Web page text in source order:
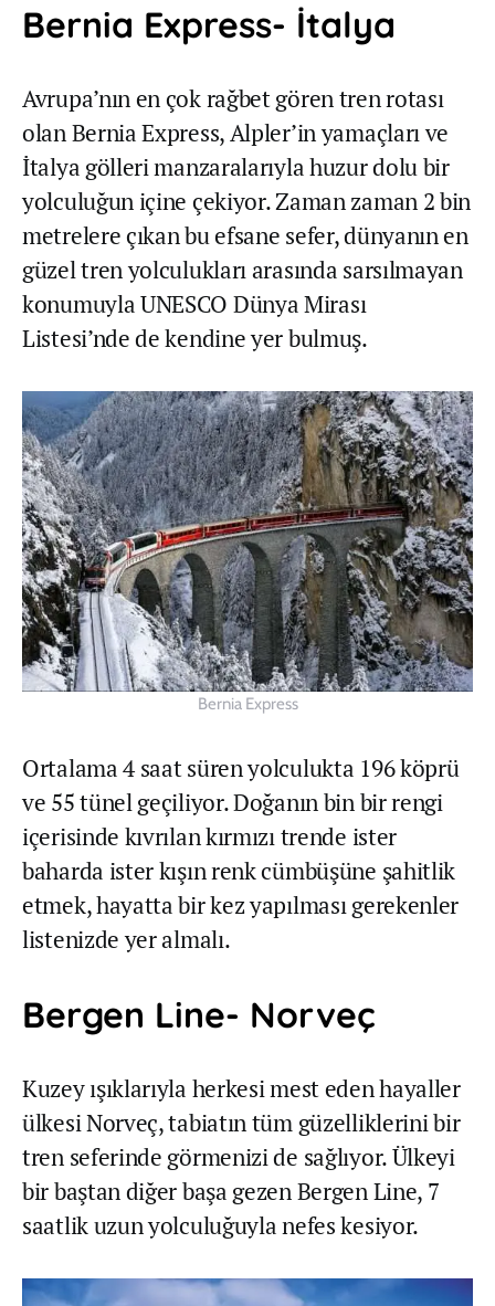
Bernia Express- İtalya
Avrupa’nın en çok rağbet gören tren rotası
olan Bernia Express, Alpler’in yamaçları ve
İtalya gölleri manzaralarıyla huzur dolu bir
yolculuğun içine çekiyor. Zaman zaman 2 bin
metrelere çıkan bu efsane sefer, dünyanın en
güzel tren yolculukları arasında sarsılmayan
konumuyla UNESCO Dünya Mirası
Listesi’nde de kendine yer bulmuş.
Bernia Express
Ortalama 4 saat süren yolculukta 196 köprü
ve 55 tünel geçiliyor. Doğanın bin bir rengi
içerisinde kıvrılan kırmızı trende ister
baharda ister kışın renk cümbüşüne şahitlik
etmek, hayatta bir kez yapılması gerekenler
listenizde yer almalı.
Bergen Line- Norveç
Kuzey ışıklarıyla herkesi mest eden hayaller
ülkesi Norveç, tabiatın tüm güzelliklerini bir
tren seferinde görmenizi de sağlıyor. Ülkeyi
bir baştan diğer başa gezen Bergen Line, 7
saatlik uzun yolculuğuyla nefes kesiyor.